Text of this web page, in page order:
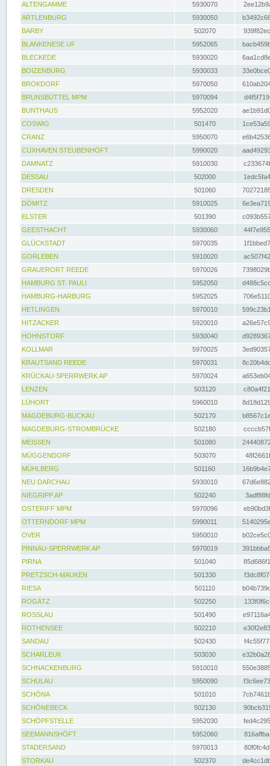
ALTENGAMME
5930070
ARTLENBURG
5930050
BARBY
502070
BLANKENESE UF
5952065
BLECKEDE
5930020
BOIZENBURG
5930033
BROKDORF
5970050
BRUNSBÜTTEL MPM
5970094
BUNTHAUS
5952020
COSWIG
501470
CRANZ
5950070
CUXHAVEN STEUBENHÖFT
5990020
DAMNATZ
5910030
DESSAU
502000
DRESDEN
501060
DÖMITZ
5910025
ELSTER
501390
GEESTHACHT
5930060
GLÜCKSTADT
5970035
GORLEBEN
5910020
GRAUERORT REEDE
5970026
HAMBURG ST. PAULI
5952050
HAMBURG-HARBURG
5952025
HETLINGEN
5970010
HITZACKER
5920010
HOHNSTORF
5930040
KOLLMAR
5970025
KRAUTSAND REEDE
5970031
KRÜCKAU-SPERRWERK AP
5970024
LENZEN
503120
LÜHORT
5960010
MAGDEBURG-BUCKAU
502170
MAGDEBURG-STROMBRÜCKE
502180
MEISSEN
501080
MÜGGENDORF
503070
MÜHLBERG
501160
NEU DARCHAU
5930010
NIEGRIPP AP
502240
OSTERIFF MPM
5970096
OTTERNDORF MPM
5990011
OVER
5950010
PINNAU-SPERRWERK AP
5970019
PIRNA
501040
PRETZSCH-MAUKEN
501330
RIESA
501110
ROGÄTZ
502250
ROSSLAU
501490
ROTHENSEE
502210
SANDAU
502430
SCHARLEUK
503030
SCHNACKENBURG
5910010
SCHULAU
5950090
SCHÖNA
501010
SCHÖNEBECK
502130
SCHÖPFSTELLE
5952030
SEEMANNSHÖFT
5952060
STADERSAND
5970013
STORKAU
502370